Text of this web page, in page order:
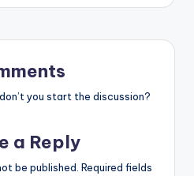
you start the discussion?
a Reply
be published. Required fields